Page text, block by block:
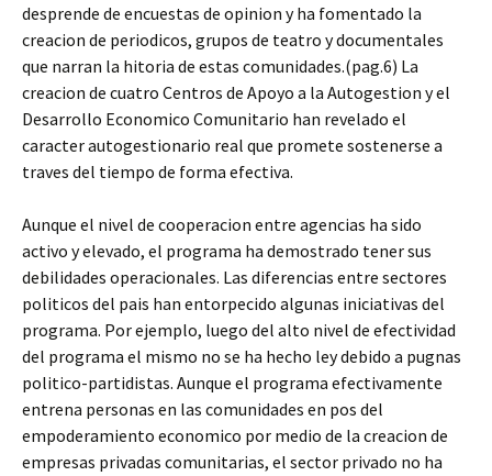
desprende de encuestas de opinion y ha fomentado la
creacion de periodicos, grupos de teatro y documentales
que narran la hitoria de estas comunidades.(pag.6) La
creacion de cuatro Centros de Apoyo a la Autogestion y el
Desarrollo Economico Comunitario han revelado el
caracter autogestionario real que promete sostenerse a
traves del tiempo de forma efectiva.
Aunque el nivel de cooperacion entre agencias ha sido
activo y elevado, el programa ha demostrado tener sus
debilidades operacionales. Las diferencias entre sectores
politicos del pais han entorpecido algunas iniciativas del
programa. Por ejemplo, luego del alto nivel de efectividad
del programa el mismo no se ha hecho ley debido a pugnas
politico-partidistas. Aunque el programa efectivamente
entrena personas en las comunidades en pos del
empoderamiento economico por medio de la creacion de
empresas privadas comunitarias, el sector privado no ha